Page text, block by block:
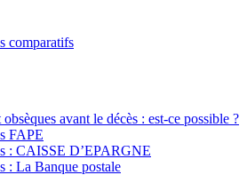
comparatifs
avant le décès : est-ce possible ?
FAPE
: CAISSE D’EPARGNE
: La Banque postale